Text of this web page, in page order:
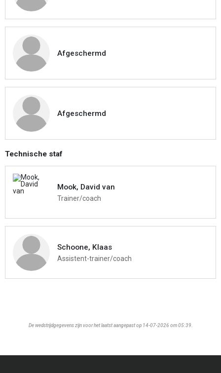
Afgeschermd
Afgeschermd
Technische staf
Mook, David van
Trainer/coach
Schoone, Klaas
Assistent-trainer/coach
De wedstrijdgegevens zijn voor het laatst aangepast op 14-07-2026 om 05:39.